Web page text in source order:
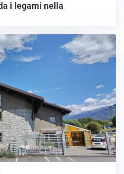
i legami nella